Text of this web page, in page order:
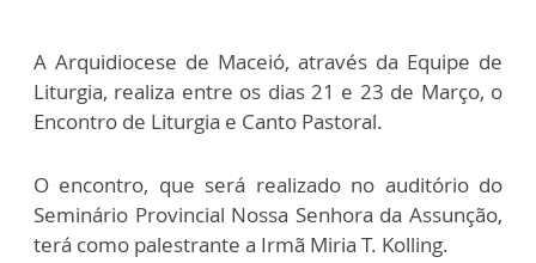
A Arquidiocese de Maceió, através da Equipe de
Liturgia, realiza entre os dias 21 e 23 de Março, o
Encontro de Liturgia e Canto Pastoral.
O encontro, que será realizado no auditório do
Seminário Provincial Nossa Senhora da Assunção,
terá como palestrante a Irmã Miria T. Kolling.